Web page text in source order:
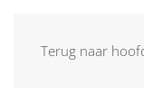
Terug naar